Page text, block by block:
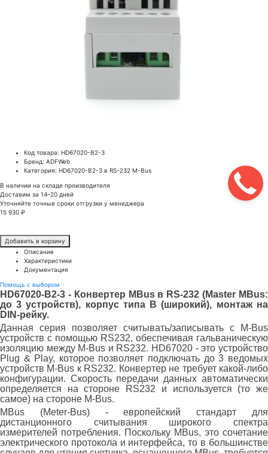
Код товара: HD67020-B2-3
Бренд: ADFWeb
Категория: HD67020-B2-3 в RS-232 M-Bus
В наличии на складе производителя
Доставим за 14–20 дней
Уточняйте точные сроки отгрузки у менеджера
15 930 ₽
Добавить в корзину
Описание
Характеристики
Документация
Помощь с выбором
HD67020-B2-3 - Конвертер MBus в RS-232 (Master MBus:
до 3 устройств), корпус типа B (широкий), монтаж на
DIN-рейку.
Данная серия позволяет считывать/записывать с M-Bus
устройств с помощью RS232, обеспечивая гальваническую
изоляцию между M-Bus и RS232. HD67020 - это устройство
Plug & Play, которое позволяет подключать до 3 ведомых
устройств M-Bus к RS232. Конвертер не требует какой-либо
конфигурации. Скорость передачи данных автоматически
определяется на стороне RS232 и используется (то же
самое) на стороне M-Bus.
MBus (Meter-Bus) - европейский стандарт для
дистанционного считывания широкого спектра
измерителей потребления. Поскольку MBus, это сочетание
электрического протокола и интерфейса, то в большинстве